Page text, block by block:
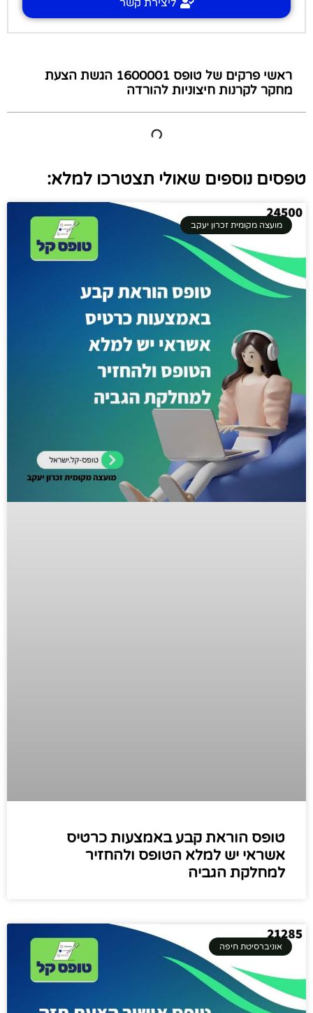
ליצירת קשר
ראשי פרקים של טופס 1600001 הגשת הצעת
מחקר לקרנות חיצוניות להורדה
טפסים נוספים שאולי תצטרכו למלא:
מועצה מקומית זכרון יעקב
טופס הוראת קבע באמצעות כרטיס
אשראי יש למלא הטופס ולהחזיר
למחלקת הגביה
אוניברסיטת חיפה